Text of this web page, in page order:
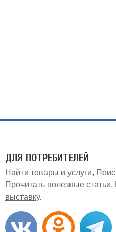
ДЛЯ ПОТРЕБИТЕЛЕЙ
Найти товары и услуги
Прочитать полезные статьи
выставку